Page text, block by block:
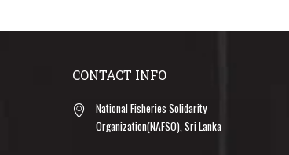
CONTACT INFO
National Fisheries Solidarity
Organization(NAFSO), Sri Lanka